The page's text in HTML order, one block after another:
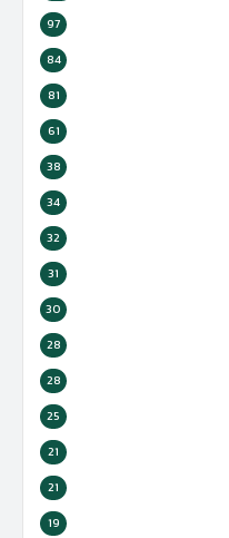
97
84
81
61
38
34
32
31
30
28
28
25
21
21
19